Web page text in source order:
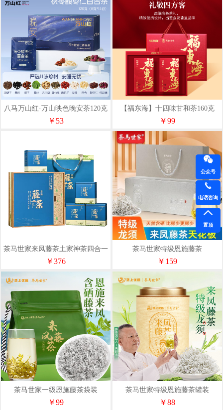
八马万山红·万山映色晚安茶120克
（茯苓酸枣仁百合茶）
￥53
【福东海】十四味甘和茶160克
（80克（8克x10包）x2）
￥99
茶马世家来凤藤茶土家神茶四合一
礼盒装礼盒240g
￥376
茶马世家特级恩施藤茶
60gYF060LCASTD
￥159
茶马世家一级恩施藤茶袋装
100gLF0100BJ
￥99
茶马世家特级恩施藤茶罐装
50gLF0050AJ
￥88
公众号
电话咨询
置顶